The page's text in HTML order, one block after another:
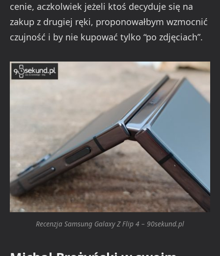
cenie, aczkolwiek jeżeli ktoś decyduje się na
zakup z drugiej ręki, proponowałbym wzmocnić
czujność i by nie kupować tylko “po zdjęciach”.
Recenzja Samsung Galaxy Z Flip 4 – 90sekund.pl